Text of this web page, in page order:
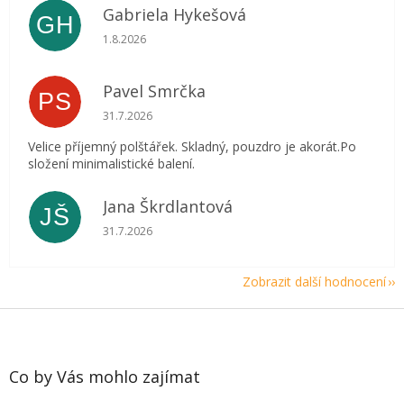
GH Gabriela Hykešová
Hodnocení obchodu je 5 z 5 hvězdiček.
1.8.2026
PS Pavel Smrčka
Hodnocení obchodu je 5 z 5 hvězdiček.
31.7.2026
Velice příjemný polštářek. Skladný, pouzdro je akorát.Po
složení minimalistické balení.
JŠ Jana Škrdlantová
Hodnocení obchodu je 5 z 5 hvězdiček.
31.7.2026
Zobrazit další hodnocení
Z
Co by Vás mohlo zajímat